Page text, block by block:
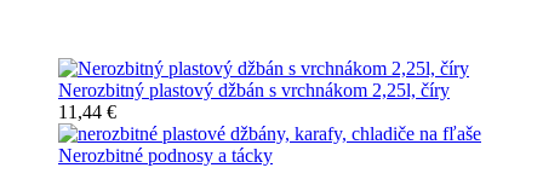
Nerozbitný plastový džbán s vrchnákom 2,25l, číry
11,44 €
Nerozbitné podnosy a tácky